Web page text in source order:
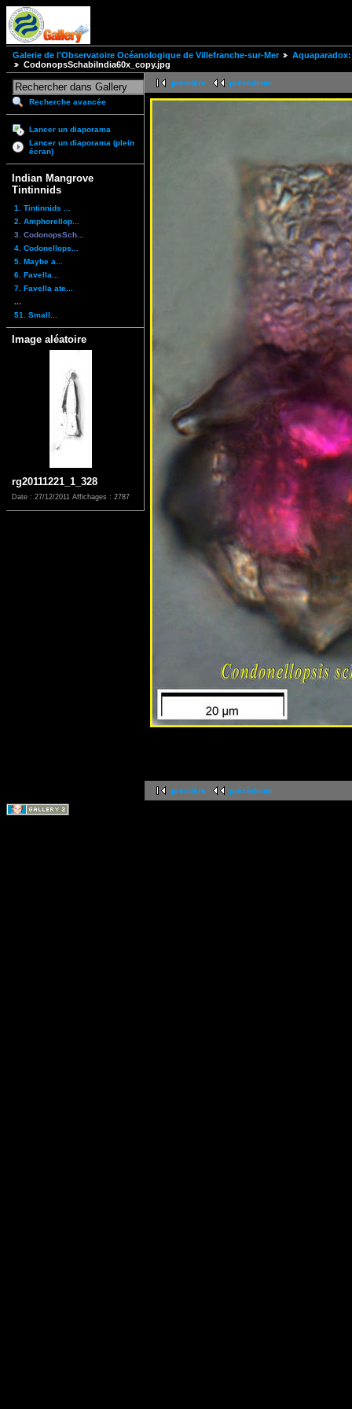
Galerie de l'Observatoire Océanologique de Villefranche-sur-Mer
CodonopsSchabiIndia60x_copy.jpg
Recherche avancée
Lancer un diaporama
Lancer un diaporama (plein
écran)
Indian Mangrove
Tintinnids
1. Tintinnids ...
2. Amphorellop...
3. CodonopsSch...
4. Codonellops...
5. Maybe a...
6. Favella...
7. Favella ate...
51. Small...
Image aléatoire
rg20111221_1_328
Date : 27/12/2011 Affichages : 2787
première précédente
première précédente